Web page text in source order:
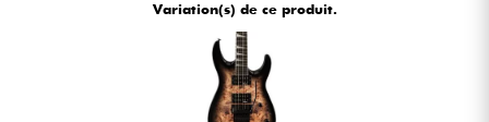
Voir nos marques
Variation(s) de ce produit.